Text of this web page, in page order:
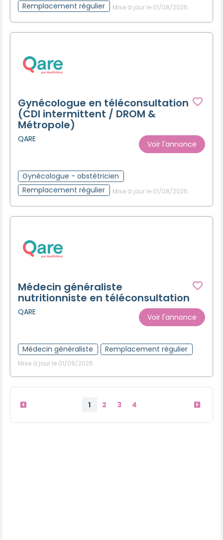
Remplacement régulier
Mise à jour le 01/08/2026
Gynécologue en téléconsultation
(CDI intermittent / DROM &
Métropole)
QARE
Voir l'annonce
Gynécologue - obstétricien
Remplacement régulier
Mise à jour le 01/08/2026
Médecin généraliste
nutritionniste en téléconsultation
QARE
Voir l'annonce
Médecin généraliste Remplacement régulier
Mise à jour le 01/08/2026
1 2 3 4